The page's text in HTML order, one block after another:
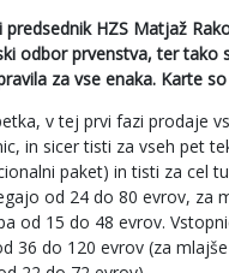
predsednik HZS Matjaž
odbor prvenstva, ter tako
za vse enaka. Karte
v tej prvi fazi prodaje
in sicer tisti za vseh pet
paket) in tisti za cel
od 24 do 80 evrov, za
od 15 do 48 evrov.
36 do 120 evrov (za